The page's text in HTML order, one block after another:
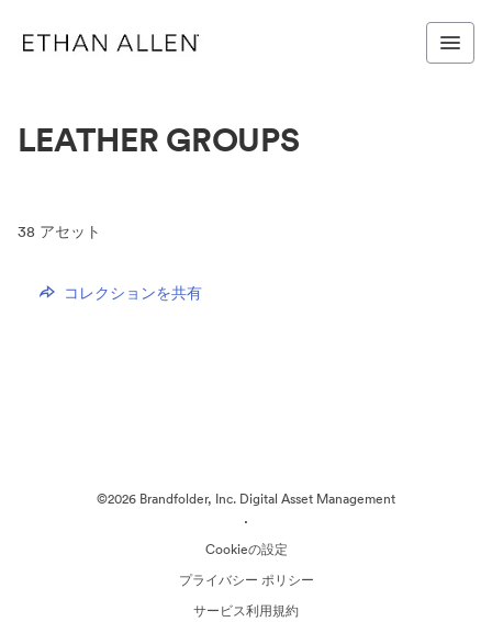
LEATHER GROUPS
38 アセット
コレクションを共有
©2026 Brandfolder, Inc. Digital Asset Management
·
Cookieの設定
プライバシー ポリシー
サービス利用規約